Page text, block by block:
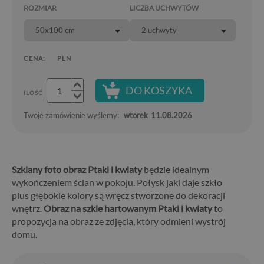
ROZMIAR
50x100 cm
LICZBA UCHWYTÓW
2 uchwyty
CENA: PLN
ILOŚĆ DO KOSZYKA
Twoje zamówienie wyślemy: wtorek 11.08.2026
Szklany foto obraz Ptaki i kwiatybędzie idealnym
wykończeniem ścian w pokoju. Połysk jaki daje szkło
plus głębokie kolory są wręcz stworzone do dekoracji
wnętrz. Obraz na szkle hartowanym Ptaki i kwiatyto
propozycja na obraz ze zdjęcia, który odmieni wystrój
domu.